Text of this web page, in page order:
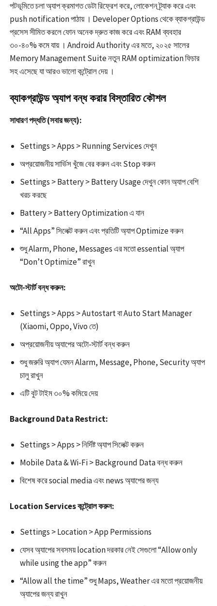
পটভূমিতে চলা অ্যাপ ক্রমাগত ডেটা রিফ্রেশ করে, লোকেশন ট্র্যাক করে এবং
push notification পাঠায় । Developer Options থেকে ব্যাকগ্রাউন্ড
প্রসেস সীমিত করলে ফোন অনেক দ্রুত কাজ করে এবং RAM ব্যবহার
৩০-৪০% কমে যায় । Android Authority এর মতে, ২০২৫ সালের
Memory Management Suite নতুন RAM optimization ফিচার
সহ এসেছে যা আরও ভালো কন্ট্রোল দেয় ।​​
ব্যাকগ্রাউন্ড অ্যাপ বন্ধ করার বিস্তারিত কৌশল
সাধারণ পদ্ধতি (সবার জন্য):
Settings > Apps > Running Services দেখুন
অপ্রয়োজনীয় সার্ভিস খুঁজে বের করুন এবং Stop করুন
Settings > Battery > Battery Usage দেখুন কোন অ্যাপ বেশি
খরচ করছে​
Battery > Battery Optimization এ যান
“All Apps” সিলেক্ট করুন এবং প্রতিটি অ্যাপ Optimize করুন​
শুধু Alarm, Phone, Messages এর মতো essential অ্যাপ
“Don’t Optimize” রাখুন
অটো-স্টার্ট বন্ধ করুন:
Settings > Apps > Autostart বা Auto Start Manager
(Xiaomi, Oppo, Vivo তে)
অপ্রয়োজনীয় অ্যাপের অটো-স্টার্ট বন্ধ করুন​
শুধু জরুরি অ্যাপ যেমন Alarm, Message, Phone, Security অ্যাপ
চালু রাখুন
এটি বুট টাইম ৩০% কমিয়ে দেয়​
Background Data Restrict:
Settings > Apps > নির্দিষ্ট অ্যাপ সিলেক্ট করুন
Mobile Data & Wi-Fi > Background Data বন্ধ করুন
বিশেষ করে social media এবং news অ্যাপের জন্য​
Location Services কন্ট্রোল করুন:
Settings > Location > App Permissions
যেসব অ্যাপের সবসময় location দরকার নেই সেগুলো “Allow only
while using the app” করুন​
“Allow all the time” শুধু Maps, Weather এর মতো প্রয়োজনীয়
অ্যাপের জন্য রাখুন